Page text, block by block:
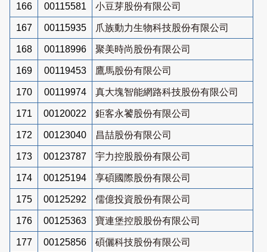
166 00115581 小豆芽股份有限公司
167 00115935 爪族動力生物科技股份有限公司
168 00118996 聚美時尚股份有限公司
169 00119453 鷹馬股份有限公司
170 00119974 真大塊智能網路科技股份有限公司
171 00120022 鉅客永饕股份有限公司
172 00123040 昌喆股份有限公司
173 00123787 宇力控股股份有限公司
174 00125194 享碩國際股份有限公司
175 00125292 儒億投資股份有限公司
176 00125363 寶連堡控股股份有限公司
177 00125856 碩儷科技股份有限公司